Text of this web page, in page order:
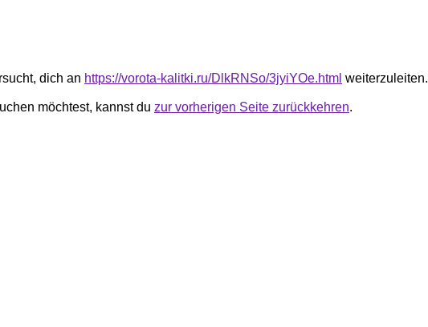
dich an https://vorota-kalitki.ru/DlkRNSo/3jyiYOe.html weiterzuleiten.
möchtest, kannst du zur vorherigen Seite zurückkehren.